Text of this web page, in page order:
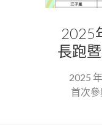
2025
長跑
2025
首次參